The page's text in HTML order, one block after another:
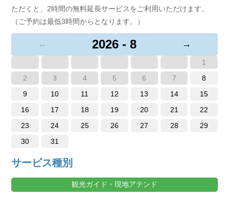
ただくと、2時間の無料延長サービスをご利用いただけます。
（ご予約は最低3時間からとなります。）
← 2026 - 8 →
1
2
3 4 5 6 7
8
9
10 11 12 13 14
15
16
17 18 19 20 21
22
23
24 25 26 27 28
29
30
31
サービス種別
観光ガイド・現地アテンド